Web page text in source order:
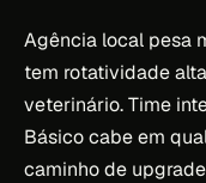
Agência local pesa
tem rotatividade
veterinário. Time
Básico cabe em
caminho de